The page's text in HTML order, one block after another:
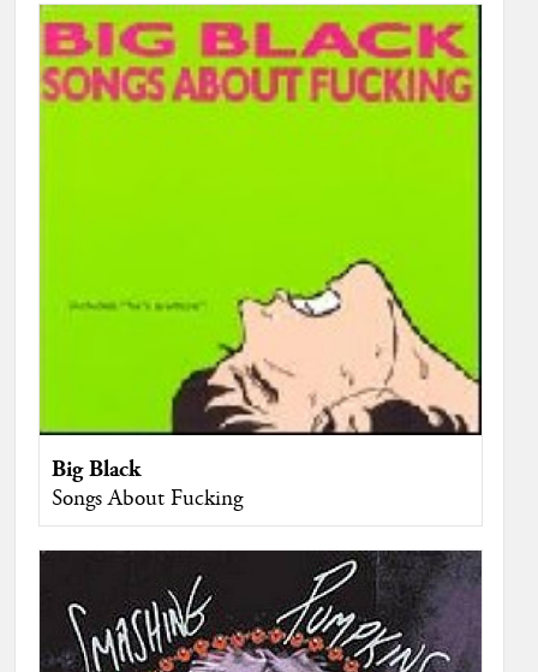
Big Black
Songs About Fucking